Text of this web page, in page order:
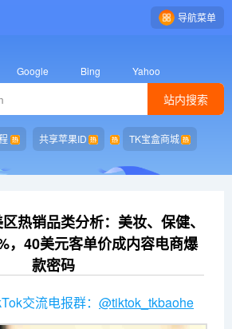
导航菜单
Google Bing Yahoo
站内搜索
共享苹果ID TK宝盒商城
热销品类分析：美妆、保健、
，40美元客单价成内容电商爆
款密码
交流电报群： @tiktok_tkbaohe